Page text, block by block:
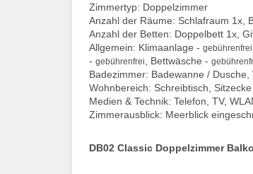
Zimmertyp: Doppelzimmer
Anzahl der Räume: Schlafraum 1x,
Anzahl der Betten: Doppelbett 1x,
Allgemein: Klimaanlage - gebührenfrei
- gebührenfrei , Bettwäsche -
Badezimmer: Badewanne / Dusche,
Wohnbereich: Schreibtisch, Sitzecke
Medien & Technik: Telefon, TV,
Zimmerausblick: Meerblick
DB02 Classic Doppelzimmer